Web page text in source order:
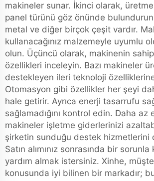
makineler sunar. İkinci olarak,
panel türünü göz önünde
metal ve diğer birçok çeşit vardır.
kullanacağınız malzemeyle uyumlu
olun. Üçüncü olarak, makinenin
özellikleri inceleyin. Bazı makineler
destekleyen ileri teknoloji
Otomasyon gibi özellikler her şeyi
hale getirir. Ayrıca enerji tasarrufu
sağlamadığını kontrol edin. Daha az
makineler işletme giderlerinizi
şirketin sunduğu destek hizmetlerini
Satın alımınız sonrasında bir sorunla
yardım almak istersiniz. Xinhe,
konusunda iyi bilinen bir markadır;